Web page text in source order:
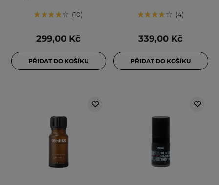
10
299,00 Kč
PŘIDAT DO KOŠÍKU
4
339,00 Kč
PŘIDAT DO KOŠÍKU